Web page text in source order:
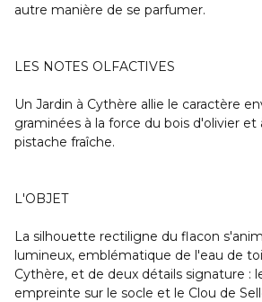
autre manière de se parfumer.
LES NOTES OLFACTIVES
Un Jardin à Cythère allie le caractère
graminées à la force du bois d'olivier et
pistache fraîche.
L'OBJET
La silhouette rectiligne du flacon
lumineux, emblématique de l'eau de
Cythère, et de deux détails signature :
empreinte sur le socle et le Clou de